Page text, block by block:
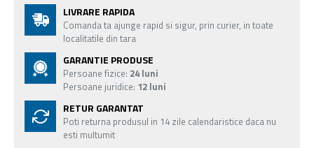
LIVRARE RAPIDA
Comanda ta ajunge rapid si sigur, prin curier, in toate
localitatile din tara
GARANTIE PRODUSE
Persoane fizice: 24 luni
Persoane juridice: 12 luni
RETUR GARANTAT
Poti returna produsul in 14 zile calendaristice daca nu
esti multumit